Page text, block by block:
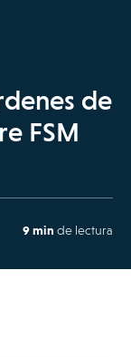
de
FSM
9 min de lectura